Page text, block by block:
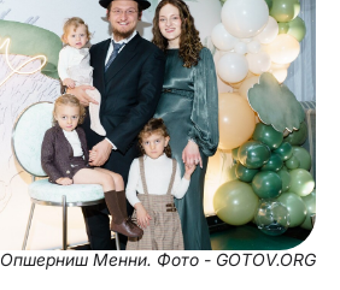
Опшерниш Менни. Фото - GOTOV.ORG